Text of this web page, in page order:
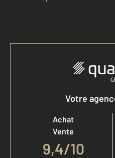
Accéder à
Votre
Achat
Vente
9,4/10